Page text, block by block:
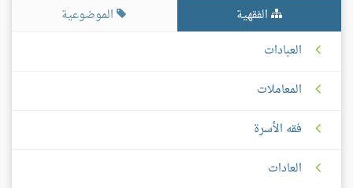
الفقهية
الموضوعية
العبادات
المعاملات
فقه الأسرة
العادات